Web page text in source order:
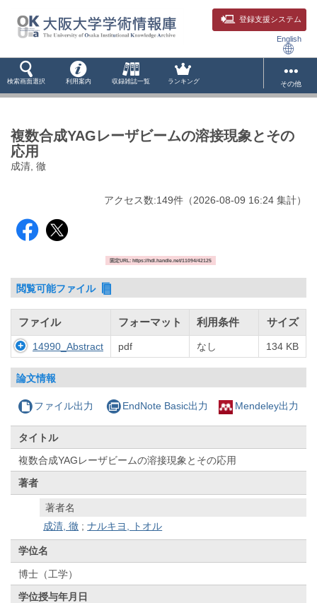
登録支援システム
English
検索画面選択 利用案内 収録雑誌一覧 ランキング その他
複数合成YAGレーザビームの溶接現象とその
応用
成清, 徹
アクセス数:149件 （2026-08-09 16:24 集計）
固定URL: https://hdl.handle.net/11094/42125
閲覧可能ファイル
ファイル フォーマット 利用条件 サイズ
14990_Abstract pdf なし 134 KB
論文情報
ファイル出力 EndNote Basic出力 Mendeley出力
タイトル
複数合成YAGレーザビームの溶接現象とその応用
著者
著者名
成清, 徹 ;ナルキヨ, トオル
学位名
博士（工学）
学位授与年月日